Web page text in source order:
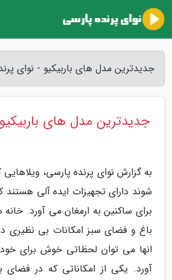
جدیدترین مدل های باربیکیو - نوای
جدیدترین مدل های باربیکیو
به گزارش نوای پرنده پارسی،
شوند دارای تجهیزات ایده آلی هستند
برای ساکنین به ارمغان می آورد.
باغ و فضای سبز امکانات بی نظیری
انها می توان لحظاتی خوش برای
آورد. یکی از امکاناتی که در فضای